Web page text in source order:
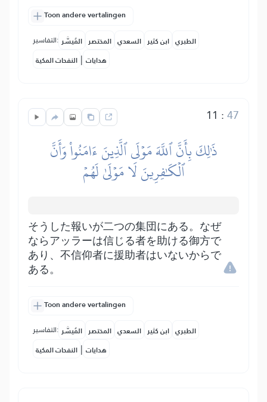
Toon andere vertalingen
التفاسير: المُيسَّر المختصر السعدي ابن كثير الطبري
النفحات المكية | هدايات
11 :47
ذَٰلِكَ بِأَنَّ ٱللَّهَ مَوۡلَى ٱلَّذِينَ ءَامَنُواْ وَأَنَّ
ٱلۡكَٰفِرِينَ لَا مَوۡلَىٰ لَهُمۡ
そうした報いが二つの集団にある。なぜ
ならアッラーは信じる者を助ける御方で
あり、不信仰者に援助者はいないからで
ある。
Toon andere vertalingen
التفاسير: المُيسَّر المختصر السعدي ابن كثير الطبري
النفحات المكية | هدايات